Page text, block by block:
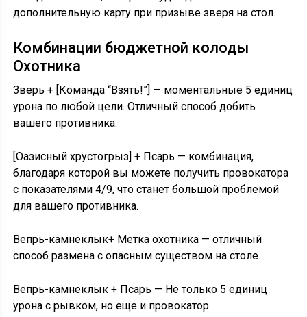
дополнительную карту при призыве зверя на стол.
Комбинации бюджетной колоды
Охотника
Зверь + [Команда “Взять!”] — моментальные 5 единиц
урона по любой цели. Отличный способ добить
вашего противника.
[Оазисный хрустогрыз] + Псарь — комбинация,
благодаря которой вы можете получить провокатора
с показателями 4/9, что станет большой проблемой
для вашего противника.
Вепрь-камнеклык+ Метка охотника — отличный
способ размена с опасным существом на столе.
Вепрь-камнеклык + Псарь — Не только 5 единиц
урона с рывком, но еще и провокатор.